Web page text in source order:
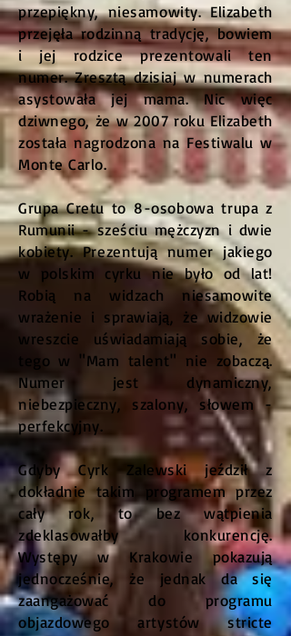
przepiękny, niesamowity. Elizabeth
przejęła rodzinną tradycję, bowiem
i jej rodzice prezentowali ten
numer. Zresztą dzisiaj w numerach
asystowała jej mama. Nic więc
dziwnego, że w 2007 roku Elizabeth
została nagrodzona na Festiwalu w
Monte Carlo.
Grupa Cretu to 8-osobowa trupa z
Rumunii - sześciu mężczyzn i dwie
kobiety. Prezentują numer jakiego
w polskim cyrku nie było od lat!
Robią na widzach niesamowite
wrażenie i sprawiają, że widzowie
wreszcie uświadamiają sobie, że
tego w "Mam talent" nie zobaczą.
Numer jest dynamiczny,
niebezpieczny, szalony, słowem -
perfekcyjny.
Gdyby Cyrk Zalewski jeździł z
dokładnie takim programem przez
cały rok, to bez wątpienia
zdeklasowałby konkurencję.
Występy w Krakowie pokazują
jednocześnie, że jednak da się
zaangażować do programu
objazdowego artystów stricte